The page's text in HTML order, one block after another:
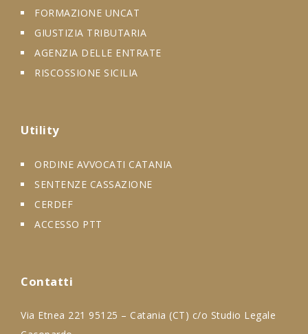
FORMAZIONE UNCAT
GIUSTIZIA TRIBUTARIA
AGENZIA DELLE ENTRATE
RISCOSSIONE SICILIA
Utility
ORDINE AVVOCATI CATANIA
SENTENZE CASSAZIONE
CERDEF
ACCESSO PTT
Contatti
Via Etnea 221 95125 – Catania (CT) c/o Studio Legale